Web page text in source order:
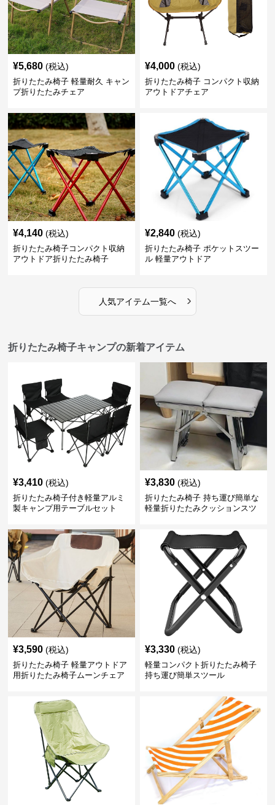
¥5,680 (税込)
折りたたみ椅子 軽量耐久 キャン
プ折りたたみチェア
¥4,000 (税込)
折りたたみ椅子 コンパクト収納
アウトドアチェア
¥4,140 (税込)
折りたたみ椅子コンパクト収納
アウトドア折りたたみ椅子
¥2,840 (税込)
折りたたみ椅子 ポケットスツー
ル 軽量アウトドア
人気アイテム一覧へ ›
折りたたみ椅子キャンプの新着アイテム
¥3,410 (税込)
折りたたみ椅子付き軽量アルミ
製キャンプ用テーブルセット
¥3,830 (税込)
折りたたみ椅子 持ち運び簡単な
軽量折りたたみクッションスツ
¥3,590 (税込)
折りたたみ椅子 軽量アウトドア
用折りたたみ椅子ムーンチェア
¥3,330 (税込)
軽量コンパクト折りたたみ椅子
持ち運び簡単スツール